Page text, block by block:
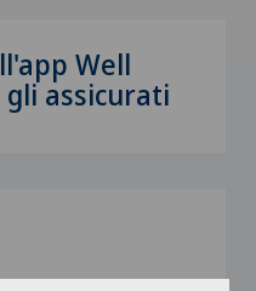
Well
assicurati